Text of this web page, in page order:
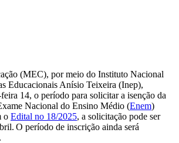
(MEC), por meio do Instituto Nacional
Educacionais Anísio Teixeira (Inep),
14, o período para solicitar a isenção da
Nacional do Ensino Médio (Enem)
o Edital no 18/2025, a solicitação pode ser
O período de inscrição ainda será